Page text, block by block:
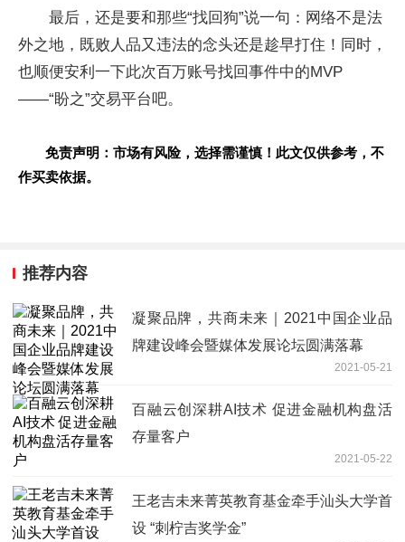
最后，还是要和那些“找回狗”说一句：网络不是法
外之地，既败人品又违法的念头还是趁早打住！同时，
也顺便安利一下此次百万账号找回事件中的MVP
——“盼之”交易平台吧。
免责声明：市场有风险，选择需谨慎！此文仅供参考，不
作买卖依据。
推荐内容
凝聚品牌，共商未来｜2021中国企业品
牌建设峰会暨媒体发展论坛圆满落幕
2021-05-21
百融云创深耕AI技术 促进金融机构盘活
存量客户
2021-05-22
王老吉未来菁英教育基金牵手汕头大学首
设 “刺柠吉奖学金”